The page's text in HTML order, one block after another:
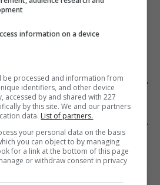
систем Patriot в
подозрительные дроны, -
2026
information on a device
be processed and information from
identifiers, and other device
accessed by and shared with 227
by this site. We and our partners
data. List of partners.
your personal data on the basis
you can object to by managing
for a link at the bottom of this page
or withdraw consent in privacy